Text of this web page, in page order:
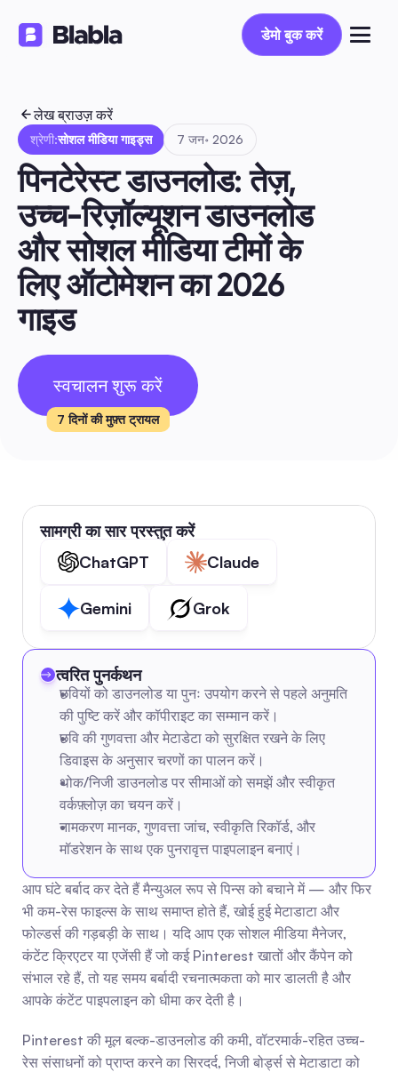
डेमो बुक करें
डेमो बुक करें
लेख ब्राउज़ करें
श्रेणी:सोशल मीडिया गाइड्स 7 जन॰ 2026
पिनटेरेस्ट डाउनलोड: तेज़,
उच्च-रिज़ॉल्यूशन डाउनलोड
और सोशल मीडिया टीमों के
लिए ऑटोमेशन का 2026
गाइड
स्वचालन शुरू करें
7 दिनों की मुफ़्त ट्रायल
सामग्री का सार प्रस्तुत करें
ChatGPT
Claude
Gemini Grok
त्वरित पुनर्कथन
छवियों को डाउनलोड या पुनः उपयोग करने से पहले अनुमति
की पुष्टि करें और कॉपीराइट का सम्मान करें।
छवि की गुणवत्ता और मेटाडेटा को सुरक्षित रखने के लिए
डिवाइस के अनुसार चरणों का पालन करें।
थोक/निजी डाउनलोड पर सीमाओं को समझें और स्वीकृत
वर्कफ़्लोज़ का चयन करें।
नामकरण मानक, गुणवत्ता जांच, स्वीकृति रिकॉर्ड, और
मॉडरेशन के साथ एक पुनरावृत्त पाइपलाइन बनाएं।
आप घंटे बर्बाद कर देते हैं मैन्युअल रूप से पिन्स को बचाने में — और फिर
भी कम-रेस फाइल्स के साथ समाप्त होते हैं, खोई हुई मेटाडाटा और
फोल्डर्स की गड़बड़ी के साथ। यदि आप एक सोशल मीडिया मैनेजर,
कंटेंट क्रिएटर या एजेंसी हैं जो कई Pinterest खातों और कैंपेन को
संभाल रहे हैं, तो यह समय बर्बादी रचनात्मकता को मार डालती है और
आपके कंटेंट पाइपलाइन को धीमा कर देती है।
Pinterest की मूल बल्क-डाउनलोड की कमी, वॉटरमार्क-रहित उच्च-
रेस संसाधनों को प्राप्त करने का सिरदर्द, निजी बोर्ड्स से मेटाडाटा को